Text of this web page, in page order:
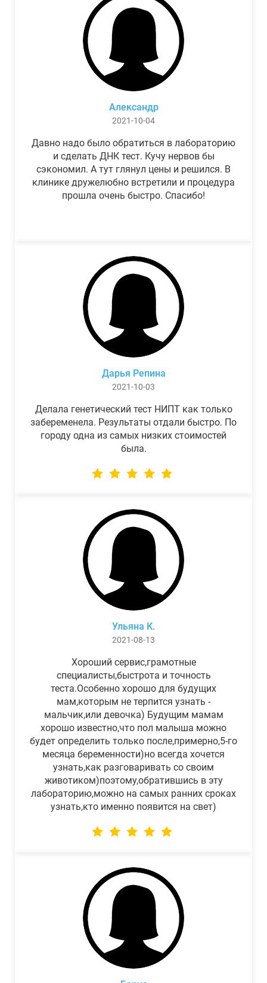
Александр
2021-10-04
Давно надо было обратиться в лабораторию
и сделать ДНК тест. Кучу нервов бы
сэкономил. А тут глянул цены и решился. В
клинике дружелюбно встретили и процедура
прошла очень быстро. Спасибо!
Дарья Репина
2021-10-03
Делала генетический тест НИПТ как только
забеременела. Результаты отдали быстро. По
городу одна из самых низких стоимостей
была.
Ульяна К.
2021-08-13
Хороший сервис,грамотные
специалисты,быстрота и точность
теста.Особенно хорошо для будущих
мам,которым не терпится узнать -
мальчик,или девочка) Будущим мамам
хорошо известно,что пол малыша можно
будет определить только после,примерно,5-го
месяца беременности)но всегда хочется
узнать,как разговаривать со своим
животиком)поэтому,обратившись в эту
лабораторию,можно на самых ранних сроках
узнать,кто именно появится на свет)